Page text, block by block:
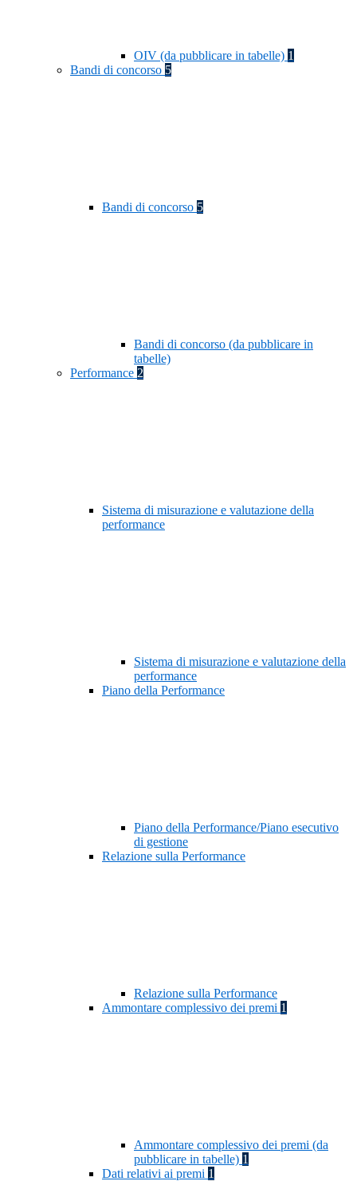
OIV (da pubblicare in tabelle) 1
Bandi di concorso 5
Bandi di concorso 5
Bandi di concorso (da pubblicare in
tabelle)
Performance 2
Sistema di misurazione e valutazione della
performance
Sistema di misurazione e valutazione della
performance
Piano della Performance
Piano della Performance/Piano esecutivo
di gestione
Relazione sulla Performance
Relazione sulla Performance
Ammontare complessivo dei premi 1
Ammontare complessivo dei premi (da
pubblicare in tabelle) 1
Dati relativi ai premi 1